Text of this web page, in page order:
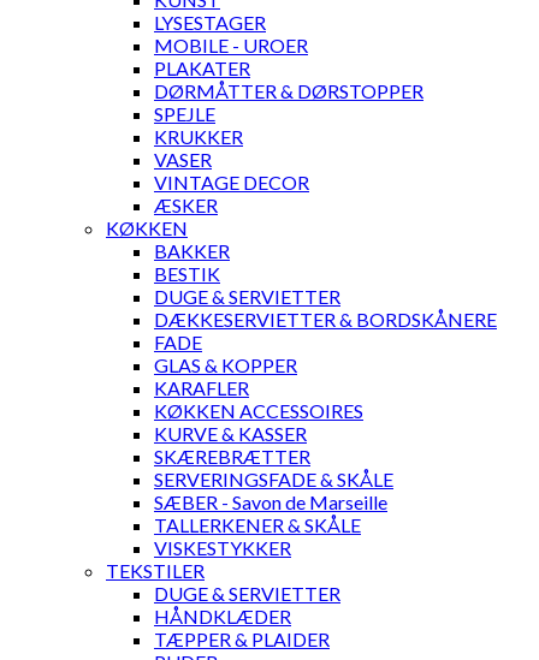
LYSESTAGER
MOBILE - UROER
PLAKATER
DØRMÅTTER & DØRSTOPPER
SPEJLE
KRUKKER
VASER
VINTAGE DECOR
ÆSKER
KØKKEN
BAKKER
BESTIK
DUGE & SERVIETTER
DÆKKESERVIETTER & BORDSKÅNERE
FADE
GLAS & KOPPER
KARAFLER
KØKKEN ACCESSOIRES
KURVE & KASSER
SKÆREBRÆTTER
SERVERINGSFADE & SKÅLE
SÆBER - Savon de Marseille
TALLERKENER & SKÅLE
VISKESTYKKER
TEKSTILER
DUGE & SERVIETTER
HÅNDKLÆDER
TÆPPER & PLAIDER